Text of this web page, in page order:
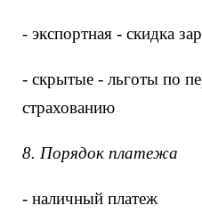
- экспортная - скидка
- скрытые - льготы по
страхованию
8. Порядок платежа
- наличный платеж